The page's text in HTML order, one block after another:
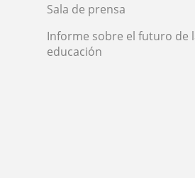
Sala de prensa
Informe sobre el futuro de
educación